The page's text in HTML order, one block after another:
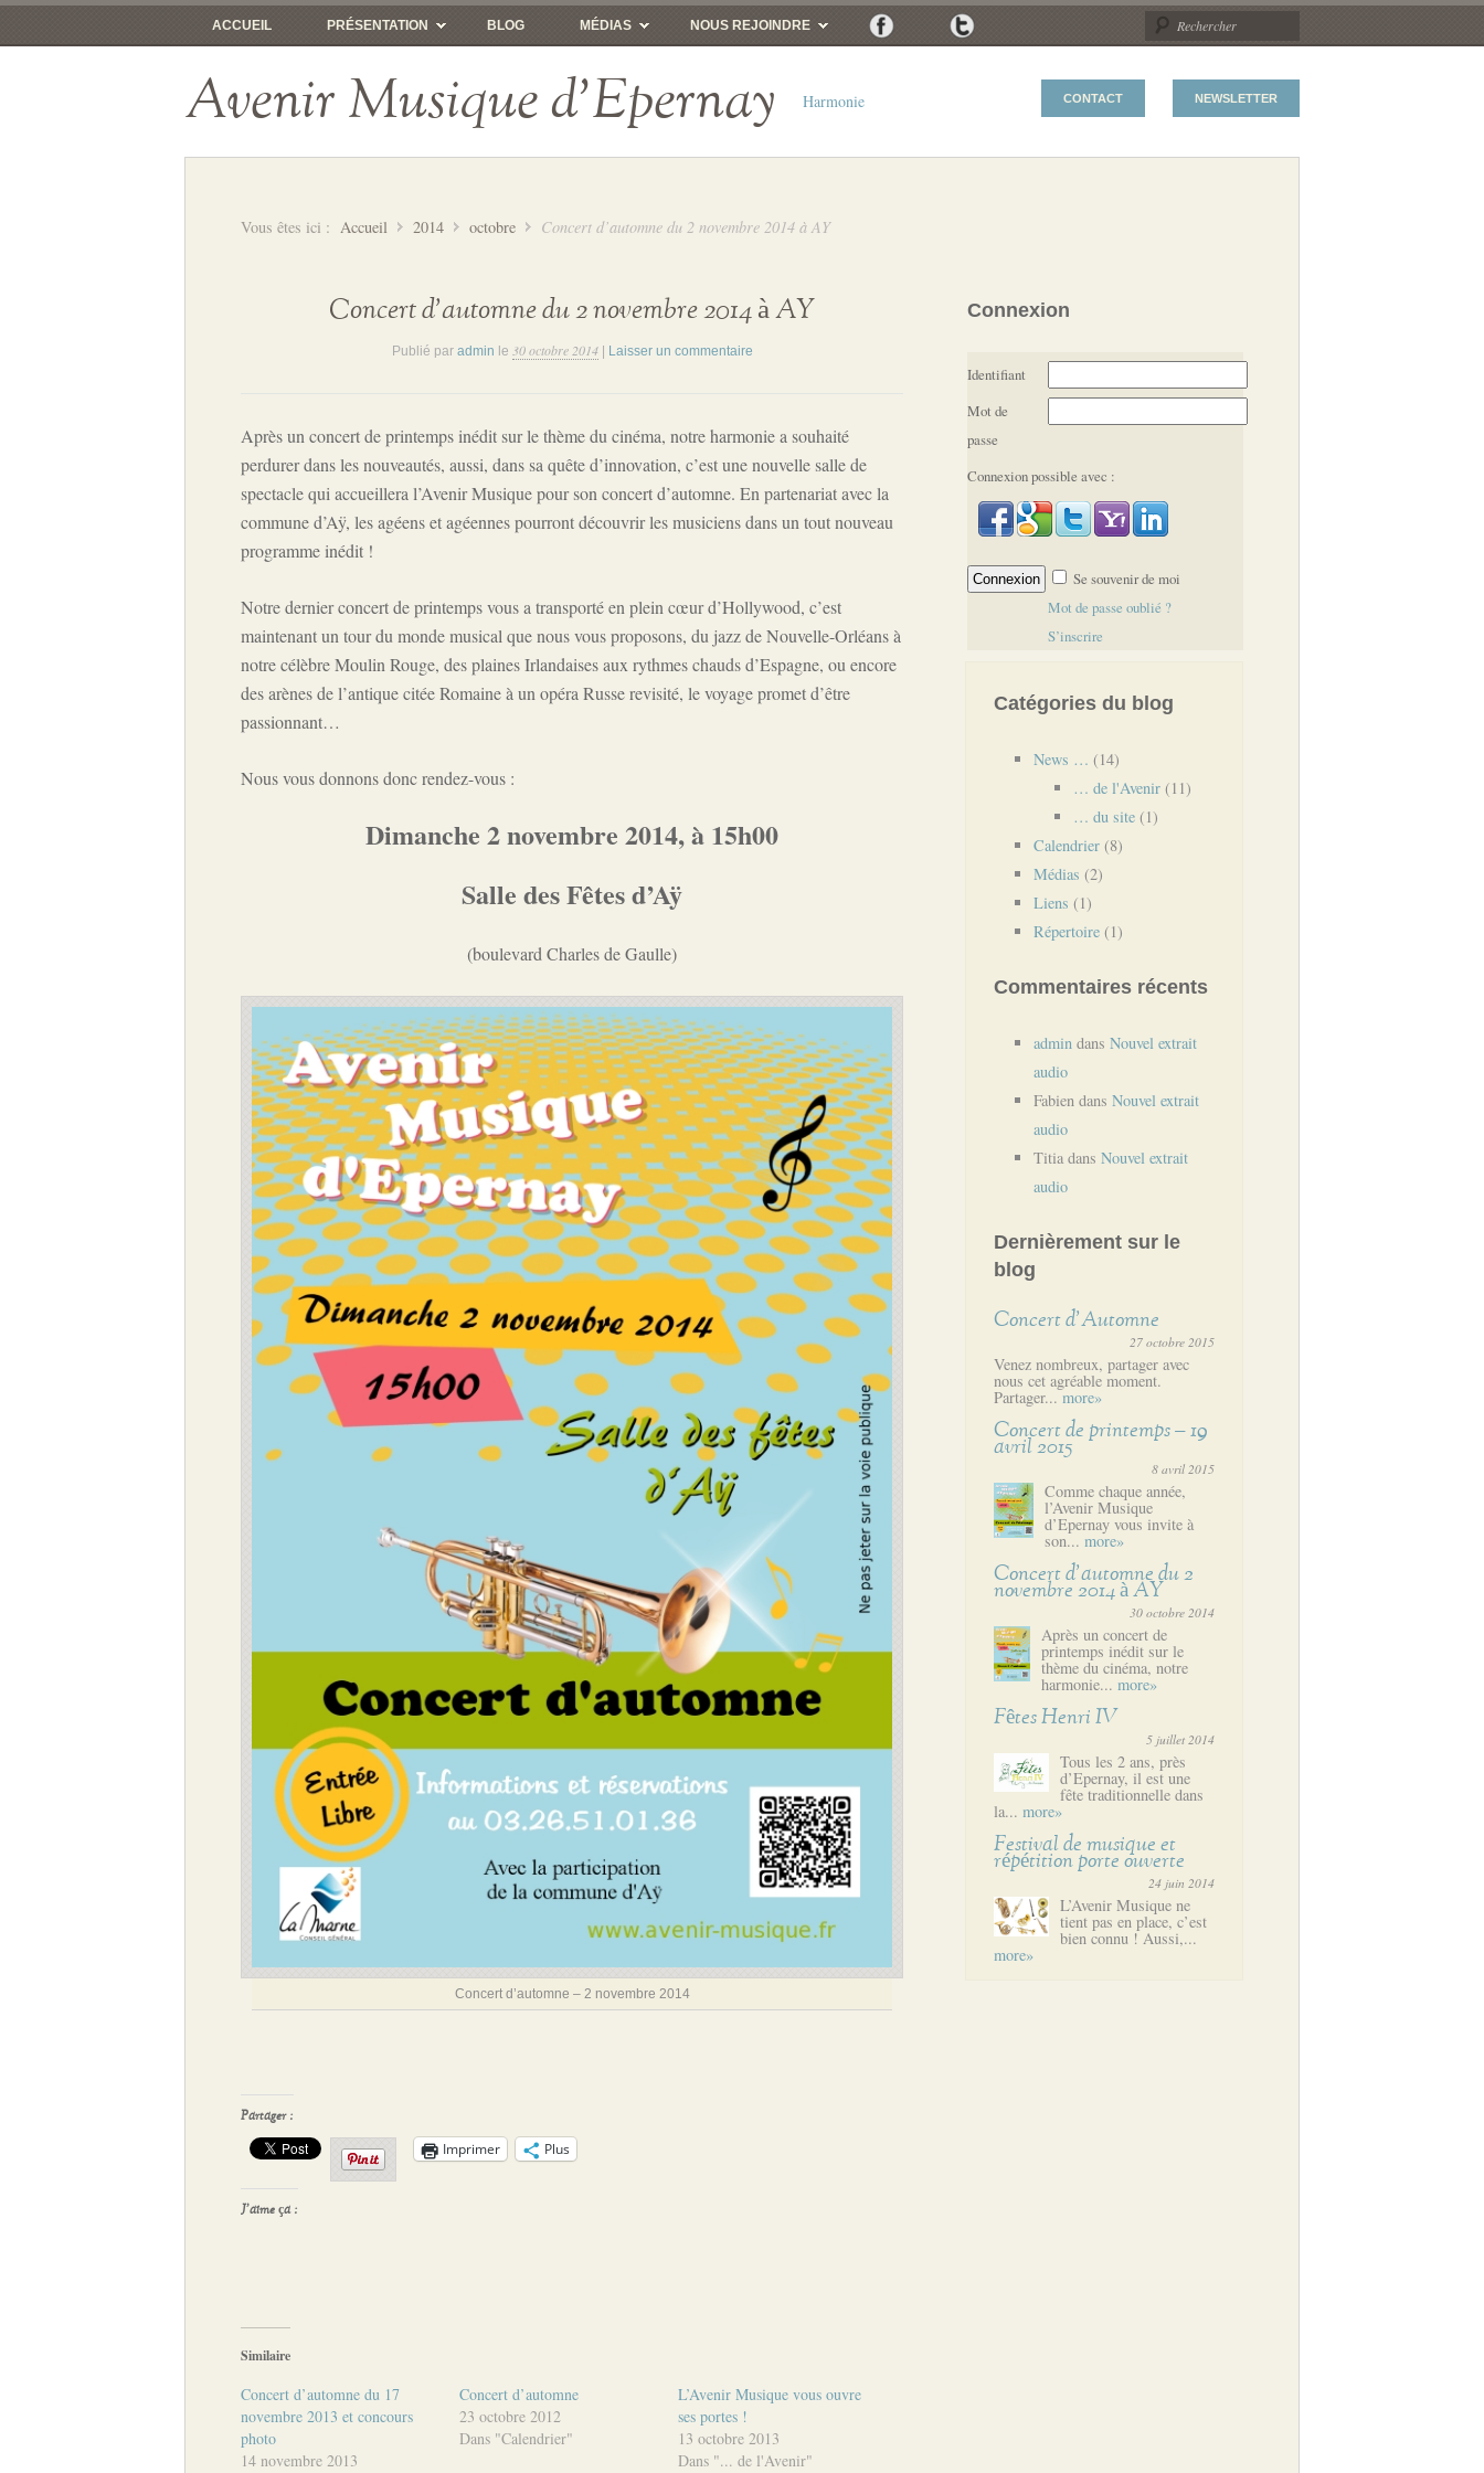
ACCUEIL PRÉSENTATION BLOG MÉDIAS NOUS REJOINDRE
Avenir Musique d'Epernay Harmonie CONTACT NEWSLETTER
Vous êtes ici : Accueil 2014 octobre Concert d’automne du 2 novembre 2014 à AY
Concert d’automne du 2 novembre 2014 à AY
Publié par admin le 30 octobre 2014| Laisser un commentaire
Après un concert de printemps inédit sur le thème du cinéma, notre harmonie a souhaité
perdurer dans les nouveautés, aussi, dans sa quête d’innovation, c’est une nouvelle salle de
spectacle qui accueillera l’Avenir Musique pour son concert d’automne. En partenariat avec la
commune d’Aÿ, les agéens et agéennes pourront découvrir les musiciens dans un tout nouveau
programme inédit !
Notre dernier concert de printemps vous a transporté en plein cœur d’Hollywood, c’est
maintenant un tour du monde musical que nous vous proposons, du jazz de Nouvelle-Orléans à
notre célèbre Moulin Rouge, des plaines Irlandaises aux rythmes chauds d’Espagne, ou encore
des arènes de l’antique citée Romaine à un opéra Russe revisité, le voyage promet d’être
passionnant…
Nous vous donnons donc rendez-vous :
Dimanche 2 novembre 2014, à 15h00
Salle des Fêtes d’Aÿ
(boulevard Charles de Gaulle)
Concert d’automne – 2 novembre 2014
Partager :
Imprimer Plus
J’aime ça :
Similaire
Concert d’automne du 17
novembre 2013 et concours
photo
14 novembre 2013
Concert d’automne
23 octobre 2012
Dans "Calendrier"
L’Avenir Musique vous ouvre
ses portes !
13 octobre 2013
Dans "... de l'Avenir"
Connexion
Identifiant
Mot de
passe
Connexion possible avec :
Se souvenir de moi
Mot de passe oublié ?
S’inscrire
Catégories du blog
News … (14)
… de l'Avenir (11)
… du site (1)
Calendrier (8)
Médias (2)
Liens (1)
Répertoire (1)
Commentaires récents
admin dans Nouvel extrait
audio
Fabien dans Nouvel extrait
audio
Titia dans Nouvel extrait
audio
Dernièrement sur le
blog
Concert d’Automne
27 octobre 2015
Venez nombreux, partager avec
nous cet agréable moment.
Partager...more»
Concert de printemps – 19
avril 2015
8 avril 2015
Comme chaque année,
l’Avenir Musique
d’Epernay vous invite à
son... more»
Concert d’automne du 2
novembre 2014 à AY
30 octobre 2014
Après un concert de
printemps inédit sur le
thème du cinéma, notre
harmonie... more»
Fêtes Henri IV
5 juillet 2014
Tous les 2 ans, près
d’Epernay, il est une
fête traditionnelle dans
la... more»
Festival de musique et
répétition porte ouverte
24 juin 2014
L’Avenir Musique ne
tient pas en place, c’est
bien connu ! Aussi,...
more»